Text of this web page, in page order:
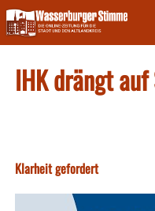
Skip
to
content
IHK drängt
Klarheit gefordert